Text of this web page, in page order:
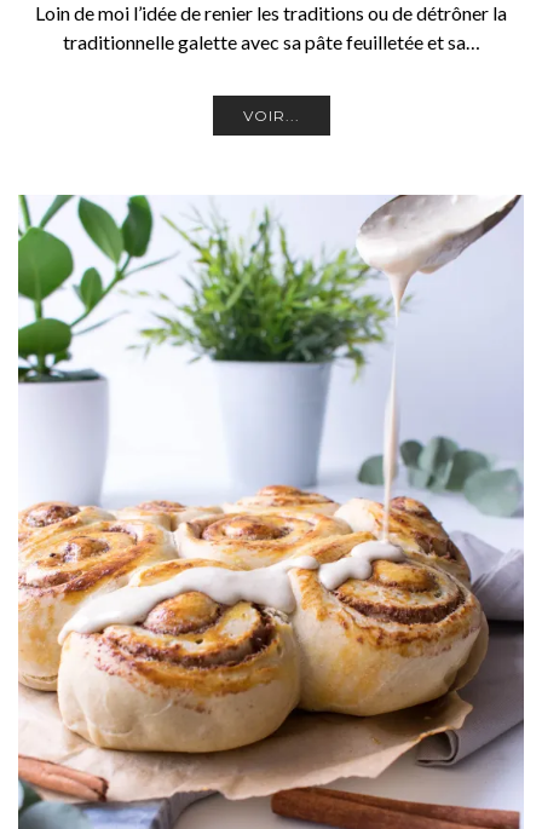
Loin de moi l’idée de renier les traditions ou de détrôner la
traditionnelle galette avec sa pâte feuilletée et sa…
VOIR...